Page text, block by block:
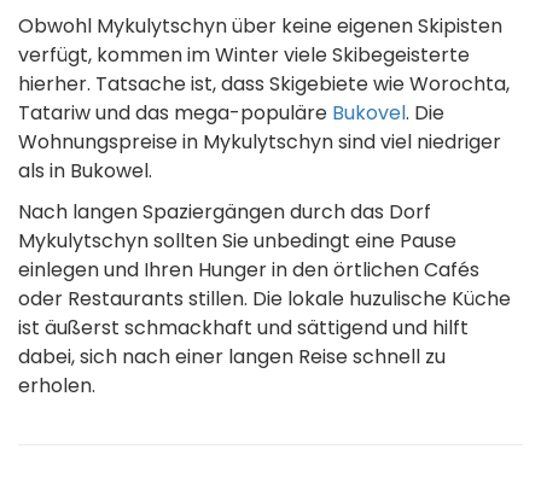
Obwohl Mykulytschyn über keine eigenen Skipisten
verfügt, kommen im Winter viele Skibegeisterte
hierher. Tatsache ist, dass Skigebiete wie Worochta,
Tatariw und das mega-populäre Bukovel. Die
Wohnungspreise in Mykulytschyn sind viel niedriger
als in Bukowel.
Nach langen Spaziergängen durch das Dorf
Mykulytschyn sollten Sie unbedingt eine Pause
einlegen und Ihren Hunger in den örtlichen Cafés
oder Restaurants stillen. Die lokale huzulische Küche
ist äußerst schmackhaft und sättigend und hilft
dabei, sich nach einer langen Reise schnell zu
erholen.